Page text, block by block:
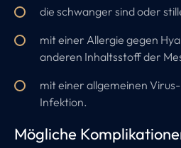
die schwanger sind oder
mit einer Allergie gegen
anderen Inhaltsstoff der
mit einer allgemeinen
Infektion.
Mögliche